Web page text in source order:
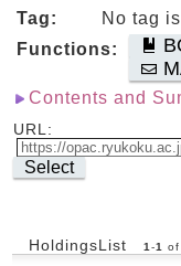
Tag:
No tag
Functions:
Contents and
URL:
Select
HoldingsList 1 -1